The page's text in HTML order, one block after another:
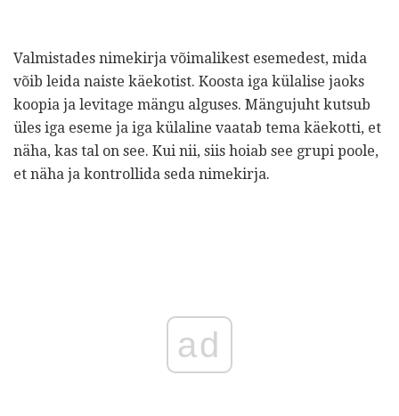
Valmistades nimekirja võimalikest esemedest, mida
võib leida naiste käekotist. Koosta iga külalise jaoks
koopia ja levitage mängu alguses. Mängujuht kutsub
üles iga eseme ja iga külaline vaatab tema käekotti, et
näha, kas tal on see. Kui nii, siis hoiab see grupi poole,
et näha ja kontrollida seda nimekirja.
ad